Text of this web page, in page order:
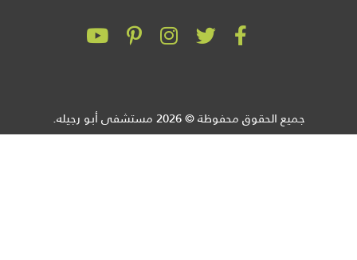
جميع الحقوق محفوظة © 2026 مستشفى أبو رجيله.